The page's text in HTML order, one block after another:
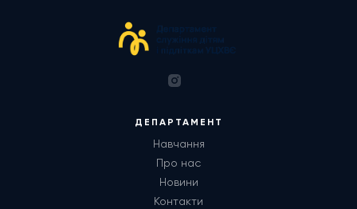
ДЕПАРТАМЕНТ
Навчання
Про нас
Новини
Контакти